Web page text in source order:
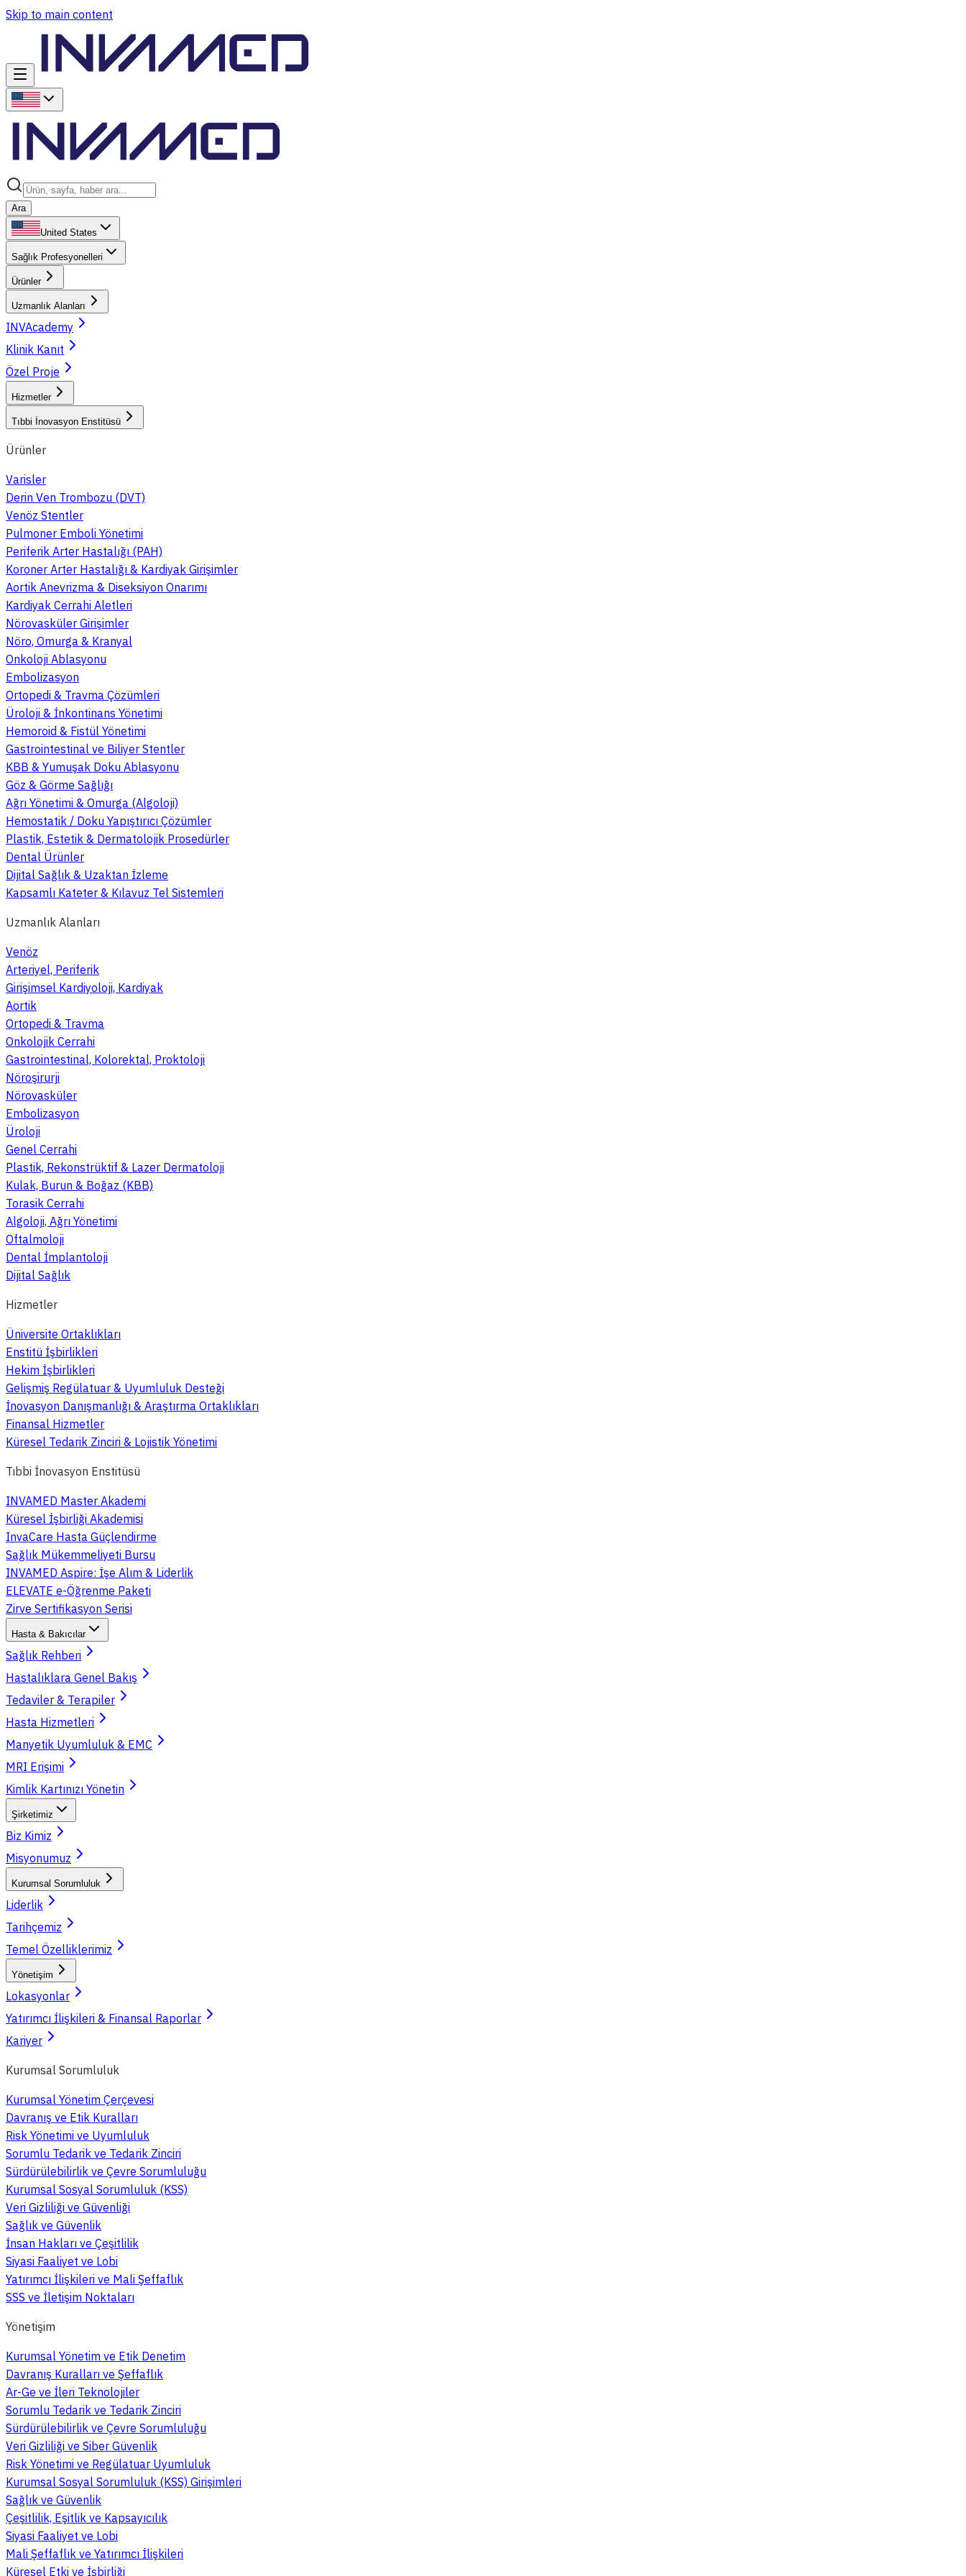
Skip to main content
Ara
United States
Sağlık Profesyonelleri
Ürünler
Uzmanlık Alanları
INVAcademy
Klinik Kanıt
Özel Proje
Hizmetler
Tıbbi İnovasyon Enstitüsü
Ürünler
Varisler
Derin Ven Trombozu (DVT)
Venöz Stentler
Pulmoner Emboli Yönetimi
Periferik Arter Hastalığı (PAH)
Koroner Arter Hastalığı & Kardiyak Girişimler
Aortik Anevrizma & Diseksiyon Onarımı
Kardiyak Cerrahi Aletleri
Nörovasküler Girişimler
Nöro, Omurga & Kranyal
Onkoloji Ablasyonu
Embolizasyon
Ortopedi & Travma Çözümleri
Üroloji & İnkontinans Yönetimi
Hemoroid & Fistül Yönetimi
Gastrointestinal ve Biliyer Stentler
KBB & Yumuşak Doku Ablasyonu
Göz & Görme Sağlığı
Ağrı Yönetimi & Omurga (Algoloji)
Hemostatik / Doku Yapıştırıcı Çözümler
Plastik, Estetik & Dermatolojik Prosedürler
Dental Ürünler
Dijital Sağlık & Uzaktan İzleme
Kapsamlı Kateter & Kılavuz Tel Sistemleri
Uzmanlık Alanları
Venöz
Arteriyel, Periferik
Girişimsel Kardiyoloji, Kardiyak
Aortik
Ortopedi & Travma
Onkolojik Cerrahi
Gastrointestinal, Kolorektal, Proktoloji
Nöroşirurji
Nörovasküler
Embolizasyon
Üroloji
Genel Cerrahi
Plastik, Rekonstrüktif & Lazer Dermatoloji
Kulak, Burun & Boğaz (KBB)
Torasik Cerrahi
Algoloji, Ağrı Yönetimi
Oftalmoloji
Dental İmplantoloji
Dijital Sağlık
Hizmetler
Üniversite Ortaklıkları
Enstitü İşbirlikleri
Hekim İşbirlikleri
Gelişmiş Regülatuar & Uyumluluk Desteği
İnovasyon Danışmanlığı & Araştırma Ortaklıkları
Finansal Hizmetler
Küresel Tedarik Zinciri & Lojistik Yönetimi
Tıbbi İnovasyon Enstitüsü
INVAMED Master Akademi
Küresel İşbirliği Akademisi
InvaCare Hasta Güçlendirme
Sağlık Mükemmeliyeti Bursu
INVAMED Aspire: İşe Alım & Liderlik
ELEVATE e-Öğrenme Paketi
Zirve Sertifikasyon Serisi
Hasta & Bakıcılar
Sağlık Rehberi
Hastalıklara Genel Bakış
Tedaviler & Terapiler
Hasta Hizmetleri
Manyetik Uyumluluk & EMC
MRI Erişimi
Kimlik Kartınızı Yönetin
Şirketimiz
Biz Kimiz
Misyonumuz
Kurumsal Sorumluluk
Liderlik
Tarihçemiz
Temel Özelliklerimiz
Yönetişim
Lokasyonlar
Yatırımcı İlişkileri & Finansal Raporlar
Kariyer
Kurumsal Sorumluluk
Kurumsal Yönetim Çerçevesi
Davranış ve Etik Kuralları
Risk Yönetimi ve Uyumluluk
Sorumlu Tedarik ve Tedarik Zinciri
Sürdürülebilirlik ve Çevre Sorumluluğu
Kurumsal Sosyal Sorumluluk (KSS)
Veri Gizliliği ve Güvenliği
Sağlık ve Güvenlik
İnsan Hakları ve Çeşitlilik
Siyasi Faaliyet ve Lobi
Yatırımcı İlişkileri ve Mali Şeffaflık
SSS ve İletişim Noktaları
Yönetişim
Kurumsal Yönetim ve Etik Denetim
Davranış Kuralları ve Şeffaflık
Ar-Ge ve İleri Teknolojiler
Sorumlu Tedarik ve Tedarik Zinciri
Sürdürülebilirlik ve Çevre Sorumluluğu
Veri Gizliliği ve Siber Güvenlik
Risk Yönetimi ve Regülatuar Uyumluluk
Kurumsal Sosyal Sorumluluk (KSS) Girişimleri
Sağlık ve Güvenlik
Çeşitlilik, Eşitlik ve Kapsayıcılık
Siyasi Faaliyet ve Lobi
Mali Şeffaflık ve Yatırımcı İlişkileri
Küresel Etki ve İşbirliği